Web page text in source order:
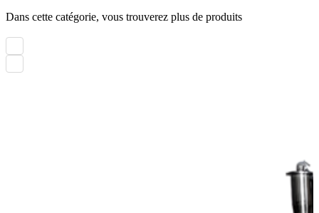
Dans cette catégorie, vous trouverez plus de produits